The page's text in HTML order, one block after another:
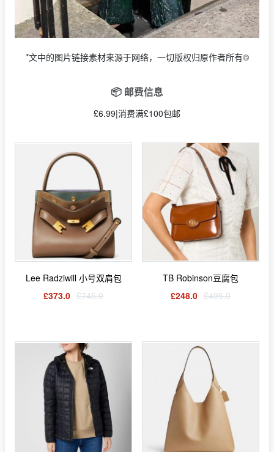
*文中的图片链接素材来源于网络，一切版权归原作者所有©
📦 邮费信息
£6.99|消费满£100包邮
Lee Radziwill 小号双肩包
£373.0 £745.0
TB Robinson豆腐包
£248.0 £495.0